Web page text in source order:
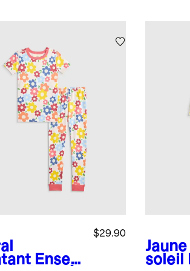
Ense
$29.90
Jaune
soleil